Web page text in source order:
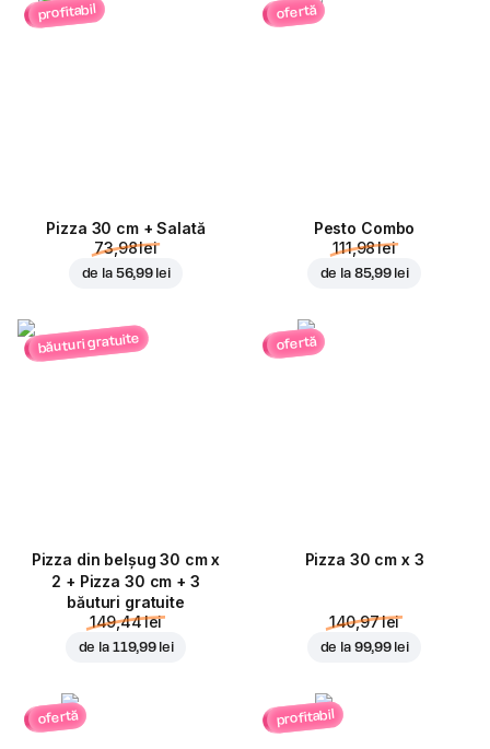
profitabil
Pizza 30 cm + Salată
73,98 lei
de la 56,99 lei
ofertă
Pesto Combo
111,98 lei
de la 85,99 lei
băuturi gratuite
Pizza din belșug 30 cm x
2 + Pizza 30 cm + 3
băuturi gratuite
149,44 lei
de la 119,99 lei
ofertă
Pizza 30 cm x 3
140,97 lei
de la 99,99 lei
ofertă profitabil